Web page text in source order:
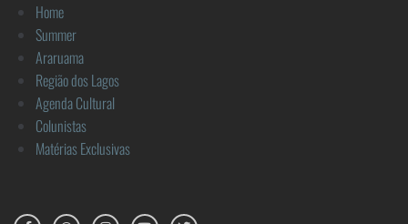
Home
Summer
Araruama
Região dos Lagos
Agenda Cultural
Colunistas
Matérias Exclusivas